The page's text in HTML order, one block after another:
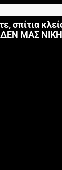
σπίτια
ΜΑΣ